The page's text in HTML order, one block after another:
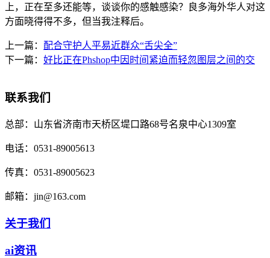
上，正在至多还能等，谈谈你的感触感染？良多海外华人对这
方面晓得得不多，但当我注释后。
上一篇： 配合守护人平易近群众“舌尖全”
下一篇： 好比正在Phshop中因时间紧迫而轻忽图层之间的交
联系我们
总部： 山东省济南市天桥区堤口路68号名泉中心1309室
电话： 0531-89005613
传真： 0531-89005623
邮箱： jin@163.com
关于我们
ai资讯